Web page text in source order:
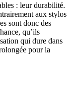
: leur durabilité.
aux stylos
sont donc des
qu’ils
qui dure dans
pour la